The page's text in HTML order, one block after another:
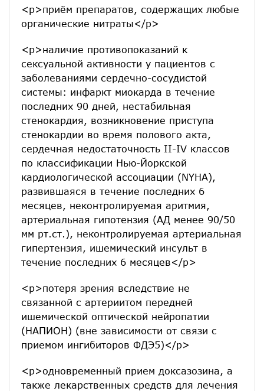
<p>приём препаратов, содержащих любые
органические нитраты</p>
<p>наличие противопоказаний к
сексуальной активности у пациентов с
заболеваниями сердечно-сосудистой
системы: инфаркт миокарда в течение
последних 90 дней, нестабильная
стенокардия, возникновение приступа
стенокардии во время полового акта,
сердечная недостаточность II-IV классов
по классификации Нью-Йоркской
кардиологической ассоциации (NYHA),
развившаяся в течение последних 6
месяцев, неконтролируемая аритмия,
артериальная гипотензия (АД менее 90/50
мм рт.ст.), неконтролируемая артериальная
гипертензия, ишемический инсульт в
течение последних 6 месяцев</p>
<p>потеря зрения вследствие не
связанной с артериитом передней
ишемической оптической нейропатии
(НАПИОН) (вне зависимости от связи с
приемом ингибиторов ФДЭ5)</p>
<p>одновременный прием доксазозина, а
также лекарственных средств для лечения